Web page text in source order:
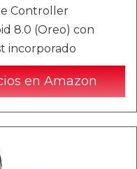
Controller
8.0 (Oreo) con
incorporado
en Amazon